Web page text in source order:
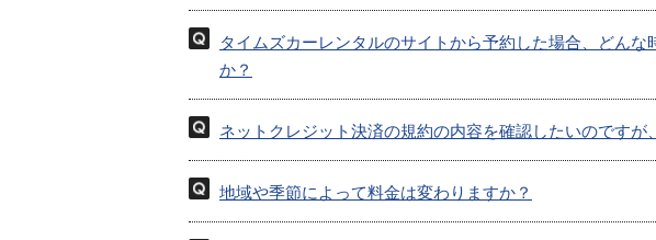
タイムズカーレンタルのサイトから予約した場合、どん
か？
ネットクレジット決済の規約の内容を確認したいのですが
地域や季節によって料金は変わりますか？